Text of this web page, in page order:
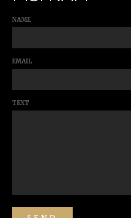
NAME
EMAIL
TEXT